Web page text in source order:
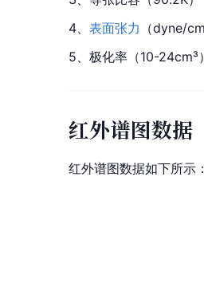
4、 表面张力 （dyne/
5、 极化率（10-24cm³
红外谱图数据
红外谱图数据如下所示